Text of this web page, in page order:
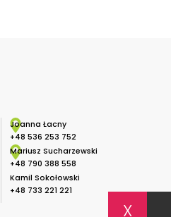
Joanna Łacny
+48 536 253 752
Mariusz Sucharzewski
+48 790 388 558
Kamil Sokołowski
+48 733 221 221
X